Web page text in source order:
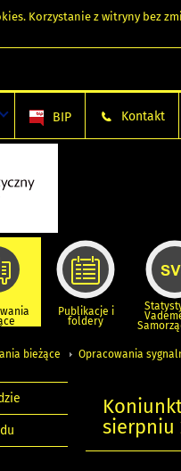
. Korzystanie z witryny bez
BIP Kontakt
Publikacje i
foldery
bieżące Opracowania
sierpniu